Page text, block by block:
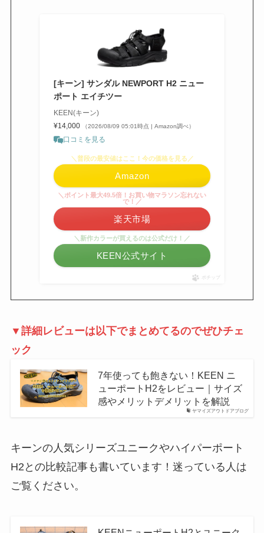
[キーン] サンダル NEWPORT H2 ニュー
ポート エイチツー
KEEN(キーン)
¥14,000
（2026/08/09 05:01時点 | Amazon調べ）
口コミを見る
＼普段の最安値はここ！今の価格を見る／
Amazon
＼ポイント最大49.5倍！お買い物マラソン忘れない
で！／
楽天市場
＼新作カラーが買えるのは公式だけ！／
KEEN公式サイト
ポチップ
▼詳細レビューは以下でまとめてるのでぜひチェ
ック
ヤマイズアウトドアブログ
7年使っても飽きない！KEEN ニ
ューポートH2をレビュー｜サイズ
感やメリットデメリットを解説
キーンの人気シリーズユニークやハイパーポート
H2との比較記事も書いています！迷っている人は
ご覧ください。